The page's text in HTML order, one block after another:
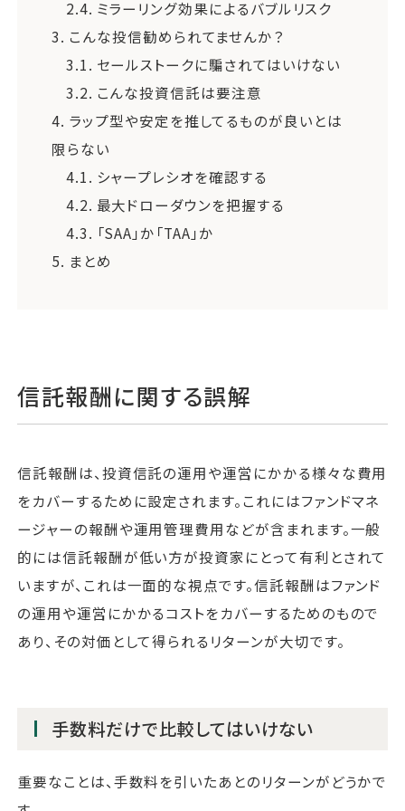
2.4. ミラーリング効果によるバブルリスク
3. こんな投信勧められてませんか？
3.1. セールストークに騙されてはいけない
3.2. こんな投資信託は要注意
4. ラップ型や安定を推してるものが良いとは
限らない
4.1. シャープレシオを確認する
4.2. 最大ドローダウンを把握する
4.3. 「SAA」か「TAA」か
5. まとめ
信託報酬に関する誤解
信託報酬は、投資信託の運用や運営にかかる様々な費用
をカバーするために設定されます。これにはファンドマネ
ージャーの報酬や運用管理費用などが含まれます。一般
的には信託報酬が低い方が投資家にとって有利とされて
いますが、これは一面的な視点です。信託報酬はファンド
の運用や運営にかかるコストをカバーするためのもので
あり、その対価として得られるリターンが大切です。
手数料だけで比較してはいけない
重要なことは、手数料を引いたあとのリターンがどうかで